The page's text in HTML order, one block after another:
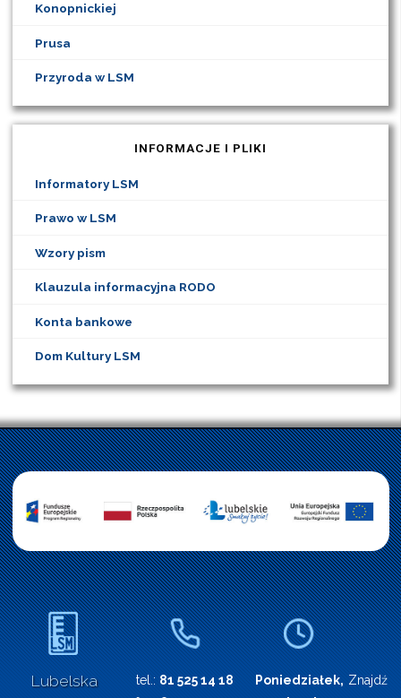
Konopnickiej
Prusa
Przyroda w LSM
INFORMACJE I PLIKI
Informatory LSM
Prawo w LSM
Wzory pism
Klauzula informacyjna RODO
Konta bankowe
Dom Kultury LSM
Lubelska
tel.: 81 525 14 18
Poniedziałek, Znajdź